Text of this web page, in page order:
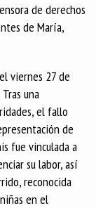
de derechos
de María,
viernes 27 de
una
el fallo
de
fue vinculada a
su labor, así
reconocida
en el